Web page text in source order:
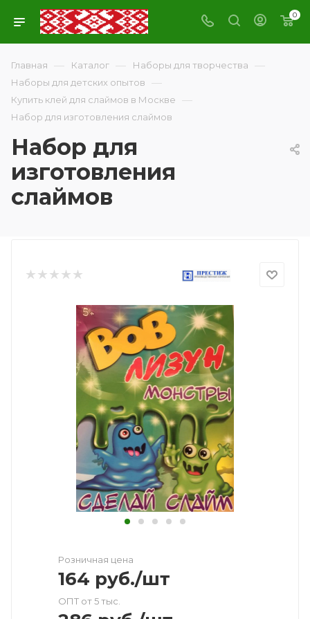
0
Главная — Каталог — Наборы для творчества —
Наборы для детских опытов —
Купить клей для слаймов в Москве —
Набор для изготовления слаймов
Набор для
изготовления
слаймов
Розничная цена
164 руб./шт
ОПТ от 5 тыс.